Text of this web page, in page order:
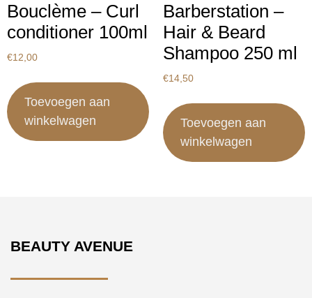
Bouclème – Curl
conditioner 100ml
€12,00
Toevoegen aan
winkelwagen
Barberstation –
Hair & Beard
Shampoo 250 ml
€14,50
Toevoegen aan
winkelwagen
BEAUTY AVENUE